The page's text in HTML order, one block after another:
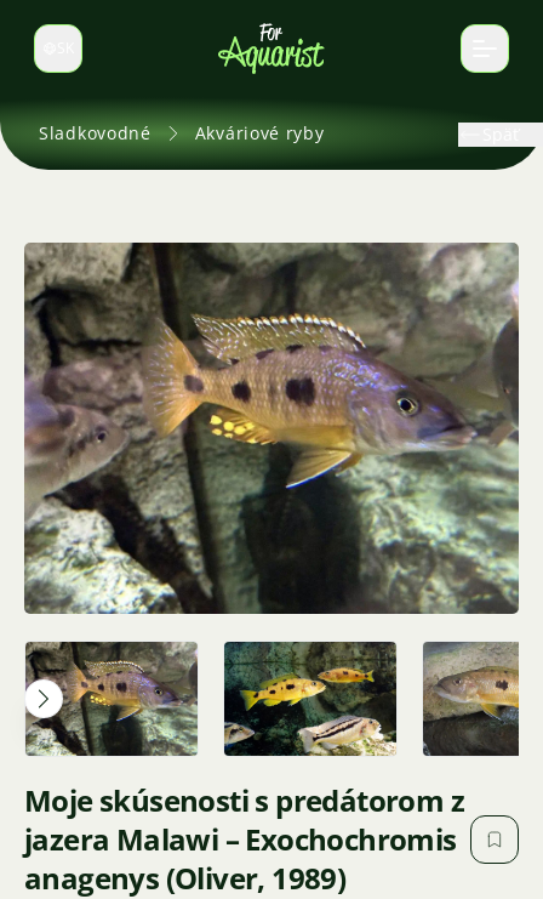
Prepnúť jazyk
Sladkovodné Akváriové ryby
Moje skúsenosti s predátorom z
jazera Malawi – Exochochromis
anagenys (Oliver, 1989)